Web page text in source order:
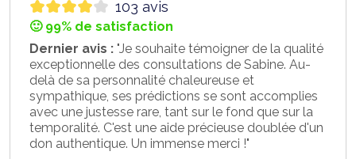
103 avis
🙂 99% de satisfaction
Dernier avis : "Je souhaite témoigner de la qualité
exceptionnelle des consultations de Sabine. Au-
delà de sa personnalité chaleureuse et
sympathique, ses prédictions se sont accomplies
avec une justesse rare, tant sur le fond que sur la
temporalité. C'est une aide précieuse doublée d'un
don authentique. Un immense merci !"